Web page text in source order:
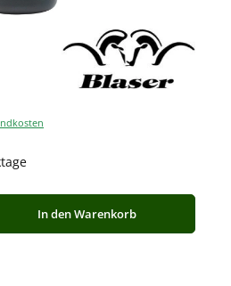
Wert ein oder benutze die
In den Warenkorb